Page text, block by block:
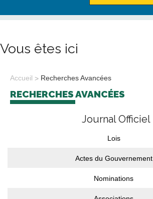
Vous êtes ici
Accueil Recherches Avancées
RECHERCHES AVANCÉES
Journal Officiel
Lois
Actes du Gouvernement
Nominations